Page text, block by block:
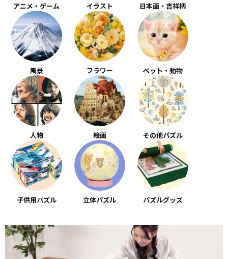
アニメ・ゲーム イラスト 日本画・吉祥柄
風景 フラワー ペット・動物
人物 絵画 その他パズル
子供用パズル 立体パズル パズルグッズ